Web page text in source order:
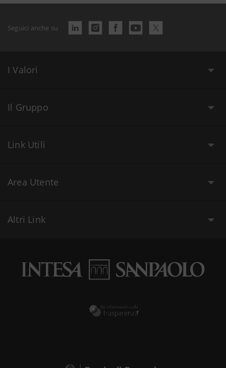
Seguici anche su
I Valori
Il Gruppo
Link Utili
Area Utente
Altri Link